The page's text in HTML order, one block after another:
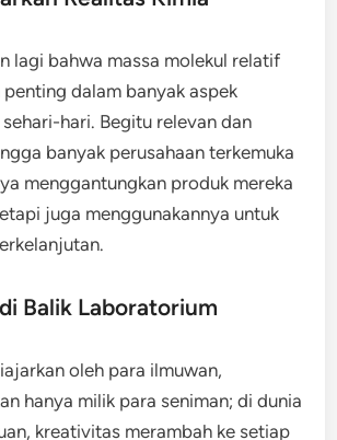
lagi bahwa massa molekul relatif
dalam banyak aspek
hari. Begitu relevan dan
banyak perusahaan terkemuka
menggantungkan produk mereka
juga menggunakannya untuk
Balik Laboratorium
oleh para ilmuwan,
hanya milik para seniman; di dunia
kreativitas merambah ke setiap